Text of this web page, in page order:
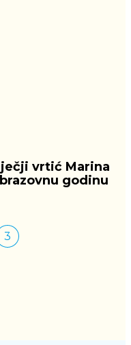
vrtić Marina
godinu
3